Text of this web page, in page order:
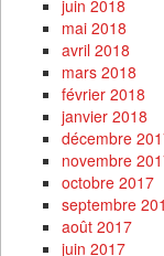
juin 2018
mai 2018
avril 2018
mars 2018
février 2018
janvier 2018
décembre
novembre
octobre 2017
septembre
août 2017
juin 2017